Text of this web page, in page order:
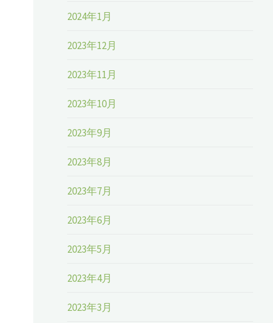
2024年1月
2023年12月
2023年11月
2023年10月
2023年9月
2023年8月
2023年7月
2023年6月
2023年5月
2023年4月
2023年3月